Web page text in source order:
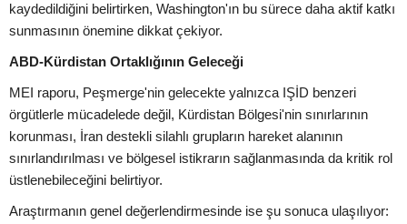
kaydedildiğini belirtirken, Washington'ın bu sürece daha aktif katkı
sunmasının önemine dikkat çekiyor.
ABD-Kürdistan Ortaklığının Geleceği
MEI raporu, Peşmerge'nin gelecekte yalnızca IŞİD benzeri
örgütlerle mücadelede değil, Kürdistan Bölgesi'nin sınırlarının
korunması, İran destekli silahlı grupların hareket alanının
sınırlandırılması ve bölgesel istikrarın sağlanmasında da kritik rol
üstlenebileceğini belirtiyor.
Araştırmanın genel değerlendirmesinde ise şu sonuca ulaşılıyor: